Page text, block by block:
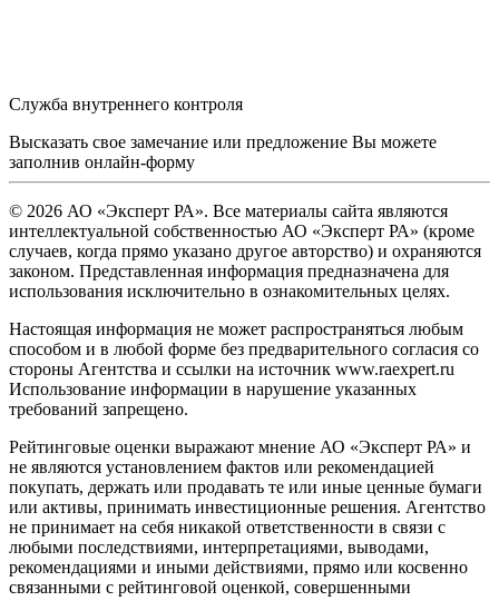
Служба внутреннего контроля
Высказать свое замечание или предложение Вы можете
заполнив онлайн-форму
© 2026 АО «Эксперт РА». Все материалы сайта являются
интеллектуальной собственностью АО «Эксперт РА» (кроме
случаев, когда прямо указано другое авторство) и охраняются
законом. Представленная информация предназначена для
использования исключительно в ознакомительных целях.
Настоящая информация не может распространяться любым
способом и в любой форме без предварительного согласия со
стороны Агентства и ссылки на источник www.raexpert.ru
Использование информации в нарушение указанных
требований запрещено.
Рейтинговые оценки выражают мнение АО «Эксперт РА» и
не являются установлением фактов или рекомендацией
покупать, держать или продавать те или иные ценные бумаги
или активы, принимать инвестиционные решения. Агентство
не принимает на себя никакой ответственности в связи с
любыми последствиями, интерпретациями, выводами,
рекомендациями и иными действиями, прямо или косвенно
связанными с рейтинговой оценкой, совершенными